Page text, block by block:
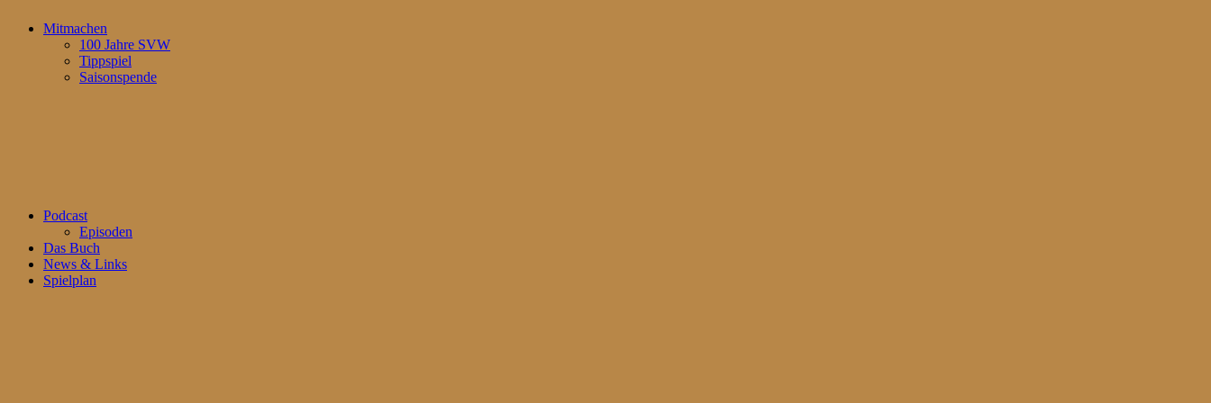
Mitmachen
100 Jahre SVW
Tippspiel
Saisonspende
Podcast
Episoden
Das Buch
News & Links
Spielplan